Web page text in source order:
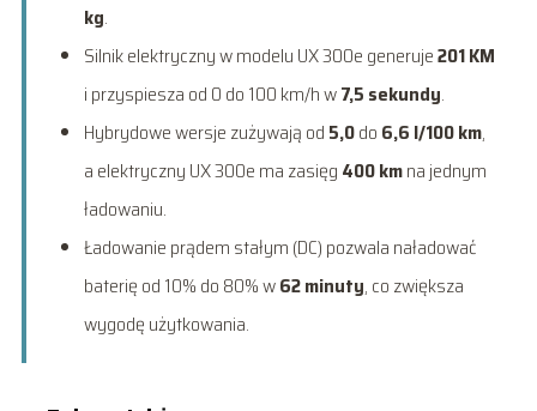
kg.
Silnik elektryczny w modelu UX 300e generuje201 KM
i przyspiesza od 0 do 100 km/h w7,5 sekundy.
Hybrydowe wersje zużywają od 5,0do 6,6 l/100 km,
a elektryczny UX 300e ma zasięg 400 kmna jednym
ładowaniu.
Ładowanie prądem stałym (DC) pozwala naładować
baterię od 10% do 80% w62 minuty, co zwiększa
wygodę użytkowania.